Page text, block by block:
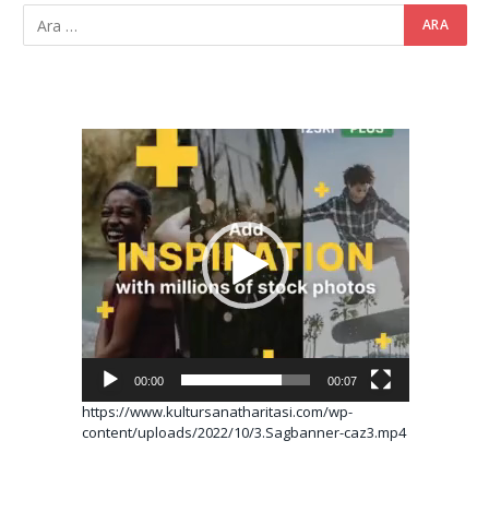
Video
oynatıcı
00:00 00:07
https://www.kultursanatharitasi.com/wp-
content/uploads/2022/10/3.Sagbanner-caz3.mp4